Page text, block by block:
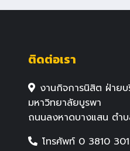
ติดต่อเรา
งานกิจการนิสิต ฝ่าย
มหาวิทยาลัยบูรพา
ถนนลงหาดบางแสน ตำ
โทรศัพท์ 0 3810